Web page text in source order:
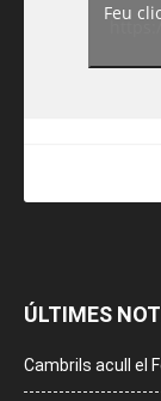
Feu
ÚLTIMES
Cambrils acull el